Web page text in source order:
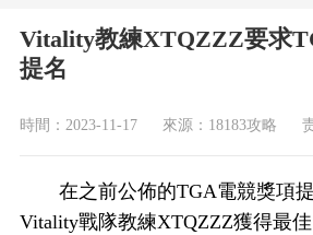
Vitality教練XTQZZZ要求
提名
時間：2023-11-17 來源：18183攻略
在之前公佈的TGA電競獎項
Vitality戰隊教練XTQZZZ獲得最